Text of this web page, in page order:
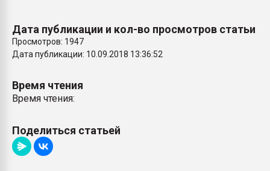
Дата публикации и кол-во просмотров статьи
Просмотров: 1947
Дата публикации: 10.09.2018 13:36:52
Время чтения
Время чтения:
Поделиться статьей